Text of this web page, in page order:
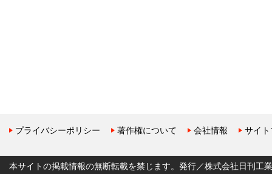
プライバシーポリシー 著作権について 会社情報 サイ
本サイトの掲載情報の無断転載を禁じます。発行／株式会社日刊